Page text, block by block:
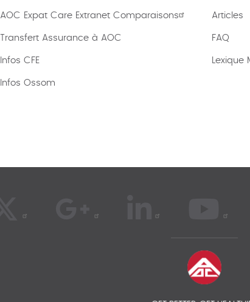
AOC Expat Care Extranet Comparaisons
Transfert Assurance à AOC
Infos CFE
Infos Ossom
Articles
FAQ
Lexique